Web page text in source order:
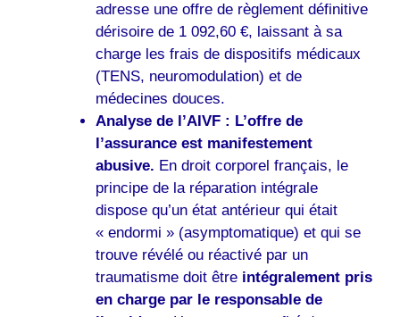
adresse une offre de règlement définitive
dérisoire de 1 092,60 €, laissant à sa
charge les frais de dispositifs médicaux
(TENS, neuromodulation) et de
médecines douces.
Analyse de l’AIVF : L’offre de
l’assurance est manifestement
abusive. En droit corporel français, le
principe de la réparation intégrale
dispose qu’un état antérieur qui était
« endormi » (asymptomatique) et qui se
trouve révélé ou réactivé par un
traumatisme doit être intégralement pris
en charge par le responsable de